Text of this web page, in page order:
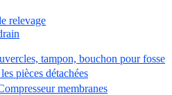
relevage
tampon, bouchon pour fosse
pièces détachées
membranes